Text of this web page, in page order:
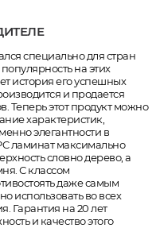
специально для стран
на этих
история его успешных
и продается
Теперь этот продукт можно
характеристик,
элегантности в
ламинат максимально
словно дерево, а
С классом
даже самым
использовать во всех
Гарантия на 20 лет
и качество этого